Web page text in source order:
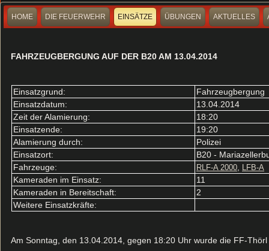
HOME DIE FEUERWEHR EINSÄTZE ÜBUNGEN AKTUELLES
FAHRZEUGBERGUNG AUF DER B20 AM 13.04.2014
Einsatzgrund:
Fahrzeugbergung
Einsatzdatum:
13.04.2014
Zeit der Alamierung:
18:20
Einsatzende:
19:20
Alamierung durch:
Polizei
Einsatzort:
B20 -
Fahrzeuge:
RLF-A 2000 LFB-A
Kameraden im Einsatz:
11
Kameraden in Bereitschaft:
2
Weitere Einsatzkräfte:
Am Sonntag, den 13.04.2014, gegen 18:20 Uhr wurde die FF-